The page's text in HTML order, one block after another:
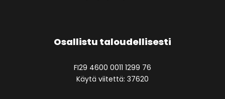
Osallistu taloudellisesti
FI29 4600 0011 1299 76
Käytä viitettä: 37620